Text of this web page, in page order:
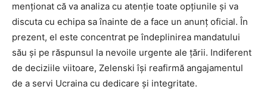
menționat că va analiza cu atenție toate opțiunile și va
discuta cu echipa sa înainte de a face un anunț oficial. În
prezent, el este concentrat pe îndeplinirea mandatului
său și pe răspunsul la nevoile urgente ale țării. Indiferent
de deciziile viitoare, Zelenski își reafirmă angajamentul
de a servi Ucraina cu dedicare și integritate.